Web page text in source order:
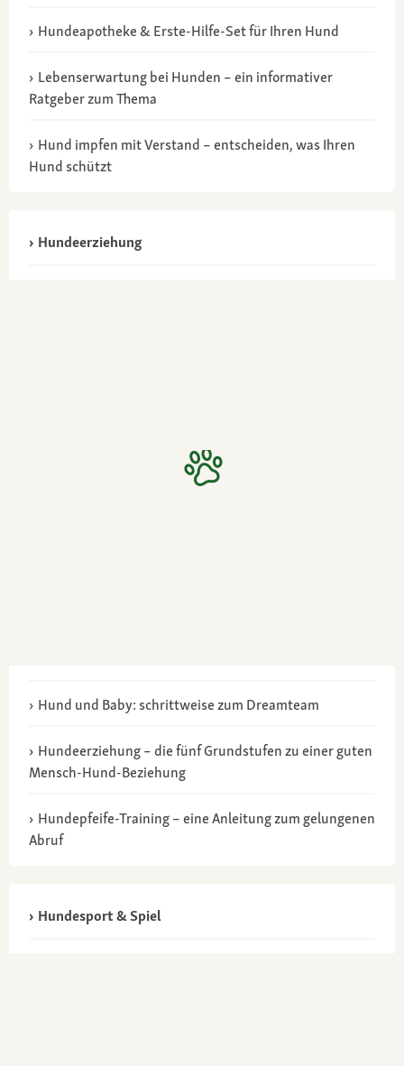
Hundeapotheke & Erste-Hilfe-Set für Ihren Hund
Lebenserwartung bei Hunden – ein informativer
Ratgeber zum Thema
Hund impfen mit Verstand – entscheiden, was Ihren
Hund schützt
Hundeerziehung
Hund und Baby: schrittweise zum Dreamteam
Hundeerziehung – die fünf Grundstufen zu einer guten
Mensch-Hund-Beziehung
Hundepfeife-Training – eine Anleitung zum gelungenen
Abruf
Hundesport & Spiel